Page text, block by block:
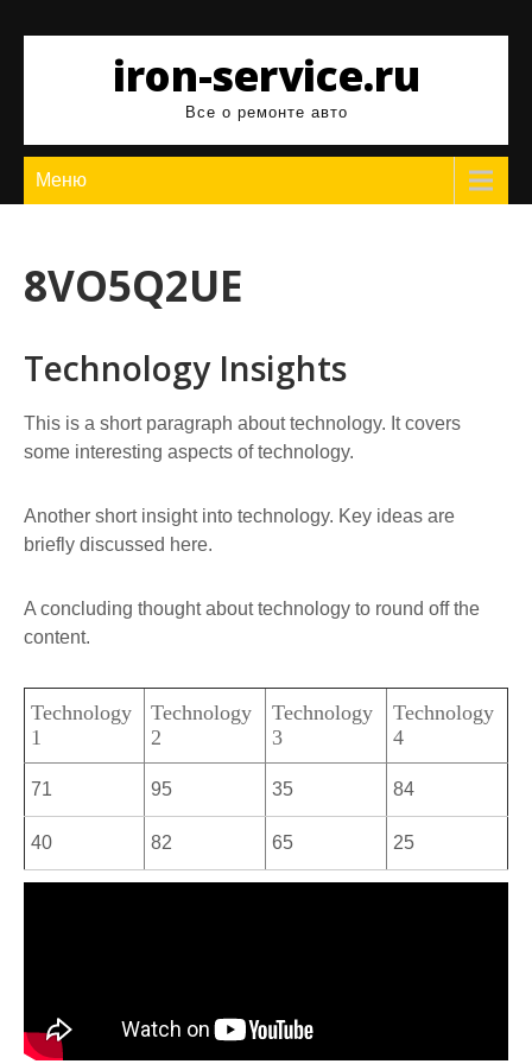
содержимомуiron-service.ru
Все о ремонте авто
Меню
8VO5Q2UE
Technology Insights
This is a short paragraph about technology. It covers
some interesting aspects of technology.
Another short insight into technology. Key ideas are
briefly discussed here.
A concluding thought about technology to round off the
content.
Technology
1
Technology
2
Technology
3
Technology
4
71 95 35 84
40 82 65 25